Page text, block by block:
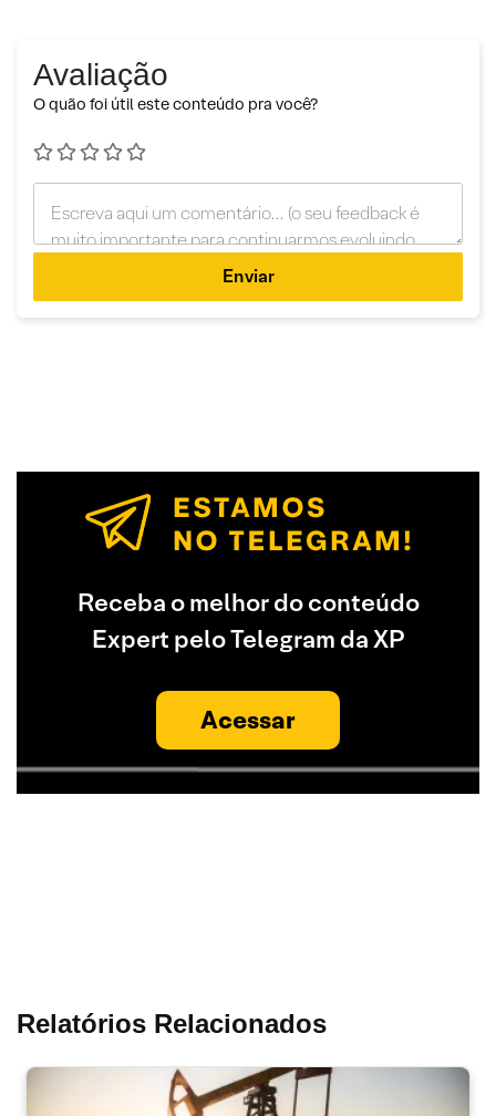
Avaliação
O quão foi útil este conteúdo pra você?
Enviar
Receba o melhor do conteúdo
Expert pelo Telegram da XP
Acessar
Relatórios Relacionados